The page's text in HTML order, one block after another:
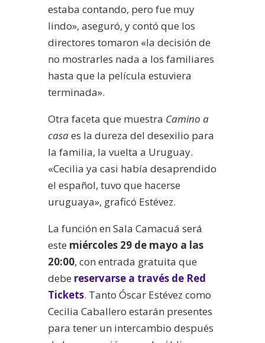
estaba contando, pero fue muy
lindo», aseguró, y contó que los
directores tomaron «la decisión de
no mostrarles nada a los familiares
hasta que la película estuviera
terminada».
Otra faceta que muestra Camino a
casaes la dureza del desexilio para
la familia, la vuelta a Uruguay.
«Cecilia ya casi había desaprendido
el español, tuvo que hacerse
uruguaya», graficó Estévez.
La función en Sala Camacuá será
este miércoles 29 de mayo a las
20:00, con entrada gratuita que
debe reservarse a través de Red
Tickets. Tanto Óscar Estévez como
Cecilia Caballero estarán presentes
para tener un intercambio después